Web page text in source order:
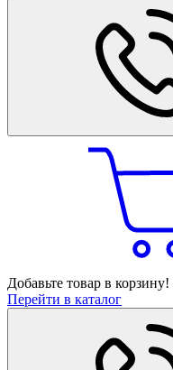
Добавьте товар в корзину!
Перейти в каталог